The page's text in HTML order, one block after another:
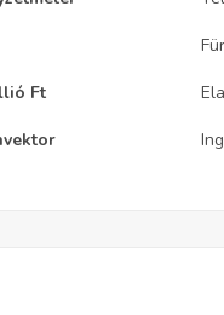
Ft